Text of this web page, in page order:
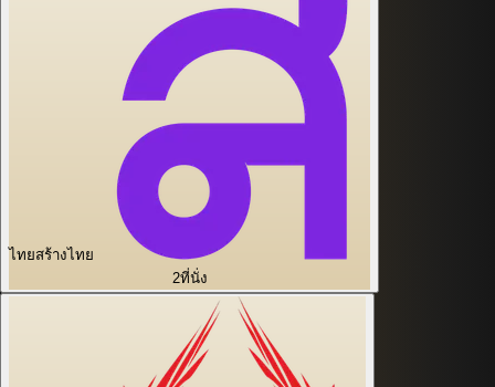
ไทยสร้างไทย
2ที่นั่ง